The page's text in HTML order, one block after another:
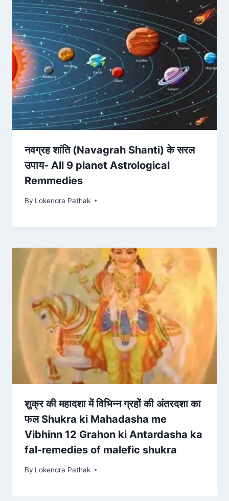
नवग्रह शांति (Navagrah Shanti) के सरल
उपाय- All 9 planet Astrological
Remmedies
By Lokendra Pathak
शुक्र की महादशा में विभिन्न ग्रहों की अंतरदशा का
फल Shukra ki Mahadasha me
Vibhinn 12 Grahon ki Antardasha ka
fal-remedies of malefic shukra
By Lokendra Pathak